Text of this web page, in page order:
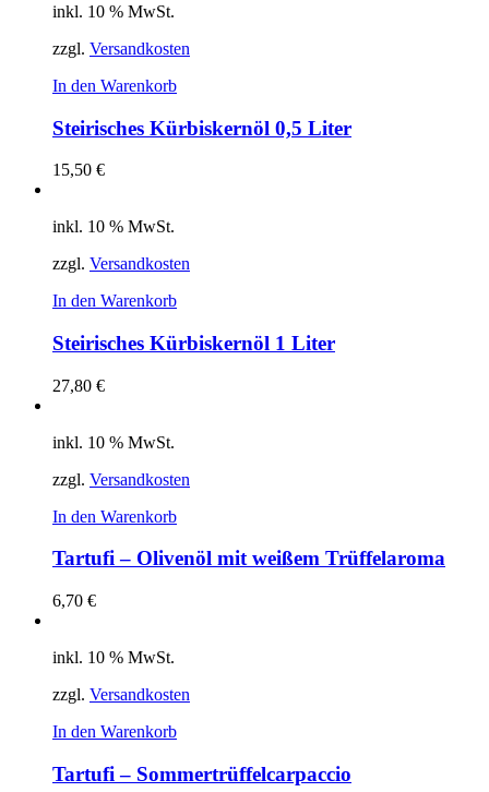
inkl. 10 % MwSt.
zzgl. Versandkosten
In den Warenkorb
Steirisches Kürbiskernöl 0,5 Liter
15,50 €
inkl. 10 % MwSt.
zzgl. Versandkosten
In den Warenkorb
Steirisches Kürbiskernöl 1 Liter
27,80 €
inkl. 10 % MwSt.
zzgl. Versandkosten
In den Warenkorb
Tartufi – Olivenöl mit weißem Trüffelaroma
6,70 €
inkl. 10 % MwSt.
zzgl. Versandkosten
In den Warenkorb
Tartufi – Sommertrüffelcarpaccio